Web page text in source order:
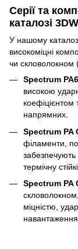
Серії та
каталозі
У нашому
високоміцні
чи скловолокном
Spectrum
високою
коефіцієнтом
напрямних.
Spectrum PA
філаменти,
забезпечують
термічну
Spectrum PA
міцністю,